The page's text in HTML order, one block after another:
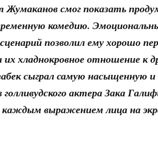
смог показать
комедию.
позволил ему хорошо
хладнокровное отношение к
сыграл самую насыщенную
актера Зака
каждым выражением лица на